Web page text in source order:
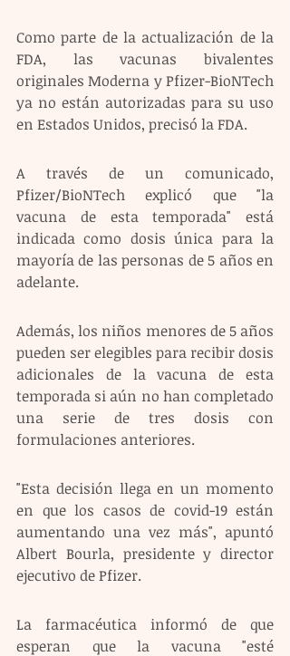
Como parte de la actualización de la
FDA, las vacunas bivalentes
originales Moderna y Pfizer-BioNTech
ya no están autorizadas para su uso
en Estados Unidos, precisó la FDA.
A través de un comunicado,
Pfizer/BioNTech explicó que "la
vacuna de esta temporada" está
indicada como dosis única para la
mayoría de las personas de 5 años en
adelante.
Además, los niños menores de 5 años
pueden ser elegibles para recibir dosis
adicionales de la vacuna de esta
temporada si aún no han completado
una serie de tres dosis con
formulaciones anteriores.
"Esta decisión llega en un momento
en que los casos de covid-19 están
aumentando una vez más", apuntó
Albert Bourla, presidente y director
ejecutivo de Pfizer.
La farmacéutica informó de que
esperan que la vacuna "esté